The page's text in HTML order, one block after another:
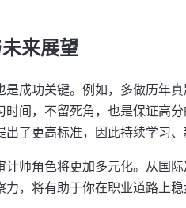
来展望
是成功关键。例如，多做历年
间，不留死角，也是保证高
了更高标准，因此持续学习、
师角色将更加多元化。从国
，将有助于你在职业道路上稳